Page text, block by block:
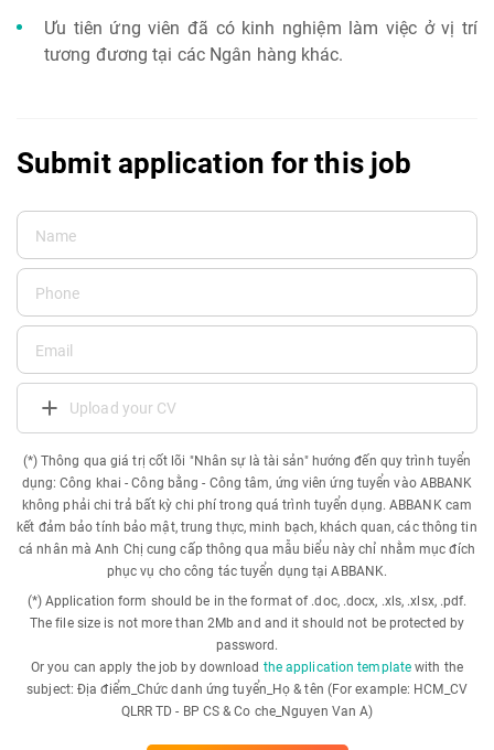
Ưu tiên ứng viên đã có kinh nghiệm làm việc ở vị trí
tương đương tại các Ngân hàng khác.
Submit application for this job
Upload your CV
(*) Thông qua giá trị cốt lõi "Nhân sự là tài sản" hướng đến quy trình tuyển
dụng: Công khai - Công bằng - Công tâm, ứng viên ứng tuyển vào ABBANK
không phải chi trả bất kỳ chi phí trong quá trình tuyển dụng. ABBANK cam
kết đảm bảo tính bảo mật, trung thực, minh bạch, khách quan, các thông tin
cá nhân mà Anh Chị cung cấp thông qua mẫu biểu này chỉ nhằm mục đích
phục vụ cho công tác tuyển dụng tại ABBANK.
(*) Application form should be in the format of .doc, .docx, .xls, .xlsx, .pdf.
The file size is not more than 2Mb and and it should not be protected by
password.
Or you can apply the job by download the application template with the
subject: Địa điểm_Chức danh ứng tuyển_Họ & tên (For example: HCM_CV
QLRR TD - BP CS & Co che_Nguyen Van A)